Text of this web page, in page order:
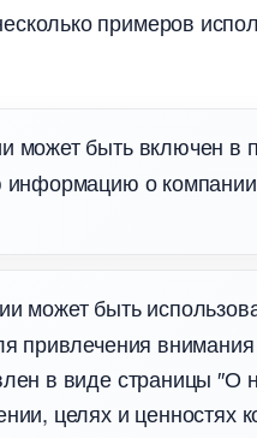
примеров
может быть включен в
информацию о
может быть
привлечения
в виде страницы ″О
целях и ценностях